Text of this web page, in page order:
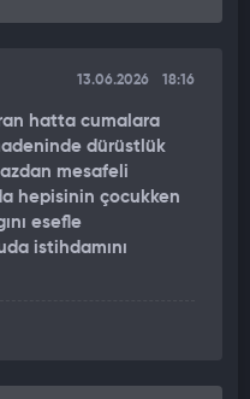
13.06.2026 18:16
hatta cumalara
dürüstlük
mesafeli
hepisinin çocukken
esefle
istihdamını